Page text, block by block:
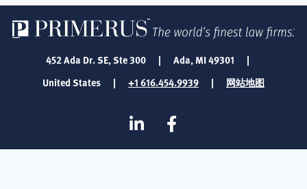
452 Ada Dr. SE, Ste 300 | Ada, MI 49301
|
United States
| +1 616.454.9939 | 网站地图
Linkedin在
Facebook
上